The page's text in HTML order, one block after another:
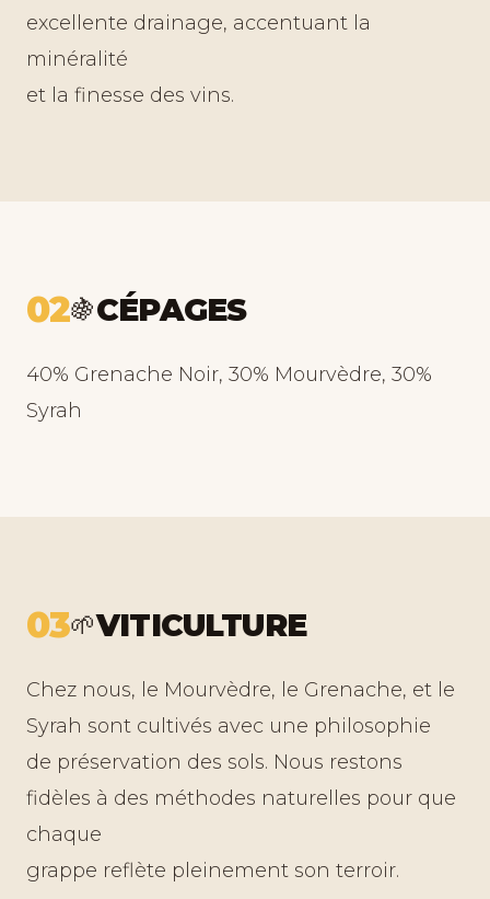
excellente drainage, accentuant la
minéralité
et la finesse des vins.
02🍇CÉPAGES
40% Grenache Noir, 30% Mourvèdre, 30%
Syrah
03🌱VITICULTURE
Chez nous, le Mourvèdre, le Grenache, et le
Syrah sont cultivés avec une philosophie
de préservation des sols. Nous restons
fidèles à des méthodes naturelles pour que
chaque
grappe reflète pleinement son terroir.